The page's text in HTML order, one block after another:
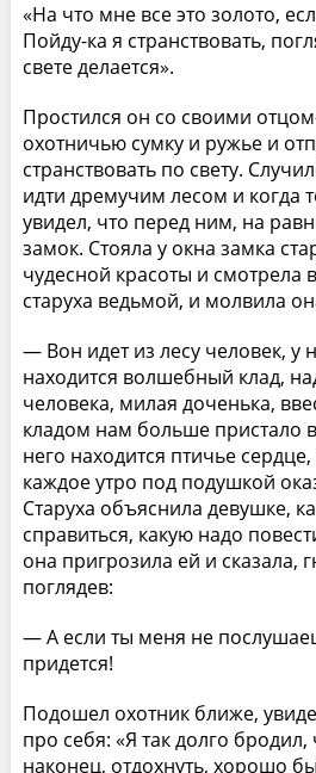
«На что мне все это золото,
Пойду-ка я странствовать,
свете делается».
Простился он со своими
охотничью сумку и ружье и
странствовать по свету.
идти дремучим лесом и когда
увидел, что перед ним, на
замок. Стояла у окна замка
чудесной красоты и смотрела
старуха ведьмой, и молвила
— Вон идет из лесу человек, у
находится волшебный клад,
человека, милая доченька,
кладом нам больше пристало
него находится птичье
каждое утро под подушкой
Старуха объяснила девушке,
справиться, какую надо
она пригрозила ей и сказала,
поглядев:
— А если ты меня не
придется!
Подошел охотник ближе,
про себя: «Я так долго
наконец, отдохнуть, хорошо